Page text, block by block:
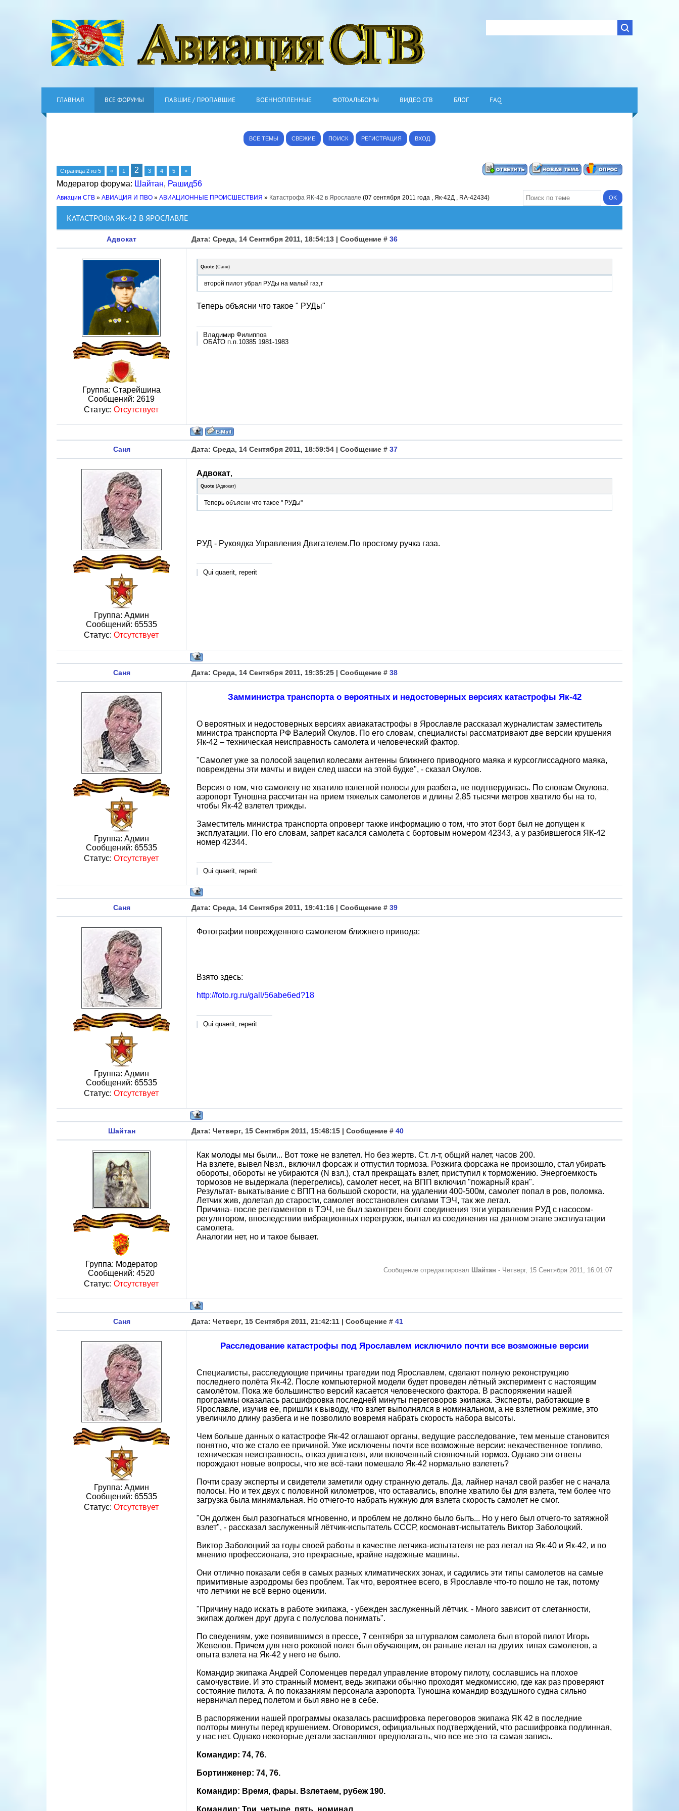
ГЛАВНАЯ ВСЕ ФОРУМЫ ПАВШИЕ / ПРОПАВШИЕ ВОЕННОПЛЕННЫЕ ФОТОАЛЬБОМЫ ВИДЕО СГВ БЛОГ FAQ
ВСЕ ТЕМЫ СВЕЖИЕ ПОИСК РЕГИСТРАЦИЯ ВХОД
Страница 2 из 5 « 1 2 3 4 5 »
Модератор форума: Шайтан, Рашид56
Авиации СГВ » АВИАЦИЯ И ПВО » АВИАЦИОННЫЕ ПРОИСШЕСТВИЯ » Катастрофа ЯК-42 в Ярославле (07 сентября 2011 года , Як-42Д , RA-42434)
КАТАСТРОФА ЯК-42 В ЯРОСЛАВЛЕ
Адвокат Дата: Среда, 14 Сентября 2011, 18:54:13 | Сообщение # 36
Группа: Старейшина
Сообщений: 2619
Статус: Отсутствует
Quote (Саня)
второй пилот убрал РУДы на малый газ,т
Теперь объясни что такое " РУДы"
Владимир Филиппов
ОБАТО п.п.10385 1981-1983
Саня Дата: Среда, 14 Сентября 2011, 18:59:54 | Сообщение # 37
Группа: Админ
Сообщений: 65535
Статус: Отсутствует
Адвокат,
Quote (Адвокат)
Теперь объясни что такое " РУДы"
РУД - Рукоядка Управления Двигателем.По простому ручка газа.
Qui quaerit, reperit
Саня Дата: Среда, 14 Сентября 2011, 19:35:25 | Сообщение # 38
Группа: Админ
Сообщений: 65535
Статус: Отсутствует
Замминистра транспорта о вероятных и недостоверных версиях катастрофы Як-42
О вероятных и недостоверных версиях авиакатастрофы в Ярославле рассказал журналистам заместитель
министра транспорта РФ Валерий Окулов. По его словам, специалисты рассматривают две версии крушения
Як-42 – техническая неисправность самолета и человеческий фактор.
"Самолет уже за полосой зацепил колесами антенны ближнего приводного маяка и курсоглиссадного маяка,
повреждены эти мачты и виден след шасси на этой будке", - сказал Окулов.
Версия о том, что самолету не хватило взлетной полосы для разбега, не подтвердилась. По словам Окулова,
аэропорт Туношна рассчитан на прием тяжелых самолетов и длины 2,85 тысячи метров хватило бы на то,
чтобы Як-42 взлетел трижды.
Заместитель министра транспорта опроверг также информацию о том, что этот борт был не допущен к
эксплуатации. По его словам, запрет касался самолета с бортовым номером 42343, а у разбившегося ЯК-42
номер 42344.
Qui quaerit, reperit
Саня Дата: Среда, 14 Сентября 2011, 19:41:16 | Сообщение # 39
Группа: Админ
Сообщений: 65535
Статус: Отсутствует
Фотографии поврежденного самолетом ближнего привода:
Взято здесь:
http://foto.rg.ru/gall/56abe6ed?18
Qui quaerit, reperit
Шайтан Дата: Четверг, 15 Сентября 2011, 15:48:15 | Сообщение # 40
Группа: Модератор
Сообщений: 4520
Статус: Отсутствует
Как молоды мы были... Вот тоже не взлетел. Но без жертв. Ст. л-т, общий налет, часов 200.
На взлете, вывел Nвзл., включил форсаж и отпустил тормоза. Розжига форсажа не произошло, стал убирать
обороты, обороты не убираются (N взл.), стал прекращать взлет, приступил к торможению. Энергоемкость
тормозов не выдержала (перегрелись), самолет несет, на ВПП включил "пожарный кран".
Результат- выкатывание с ВПП на большой скорости, на удалении 400-500м, самолет попал в ров, поломка.
Летчик жив, долетал до старости, самолет восстановлен силами ТЭЧ, так же летал.
Причина- после регламентов в ТЭЧ, не был законтрен болт соединения тяги управления РУД с насосом-
регулятором, впоследствии вибрационных перегрузок, выпал из соединения на данном этапе эксплуатации
самолета.
Аналогии нет, но и такое бывает.
Сообщение отредактировал Шайтан - Четверг, 15 Сентября 2011, 16:01:07
Саня Дата: Четверг, 15 Сентября 2011, 21:42:11 | Сообщение # 41
Группа: Админ
Сообщений: 65535
Статус: Отсутствует
Расследование катастрофы под Ярославлем исключило почти все возможные версии
Специалисты, расследующие причины трагедии под Ярославлем, сделают полную реконструкцию
последнего полёта Як-42. После компьютерной модели будет проведен лётный эксперимент с настоящим
самолётом. Пока же большинство версий касается человеческого фактора. В распоряжении нашей
программы оказалась расшифровка последней минуты переговоров экипажа. Эксперты, работающие в
Ярославле, изучив ее, пришли к выводу, что взлет выполнялся в номинальном, а не взлетном режиме, это
увеличило длину разбега и не позволило вовремя набрать скорость набора высоты.
Чем больше данных о катастрофе Як-42 оглашают органы, ведущие расследование, тем меньше становится
понятно, что же стало ее причиной. Уже исключены почти все возможные версии: некачественное топливо,
техническая неисправность, отказ двигателя, или включенный стояночный тормоз. Однако эти ответы
порождают новые вопросы, что же всё-таки помешало Як-42 нормально взлететь?
Почти сразу эксперты и свидетели заметили одну странную деталь. Да, лайнер начал свой разбег не с начала
полосы. Но и тех двух с половиной километров, что оставались, вполне хватило бы для взлета, тем более что
загрузка была минимальная. Но отчего-то набрать нужную для взлета скорость самолет не смог.
"Он должен был разогнаться мгновенно, и проблем не должно было быть... Но у него был отчего-то затяжной
взлет", - рассказал заслуженный лётчик-испытатель СССР, космонавт-испытатель Виктор Заболоцкий.
Виктор Заболоцкий за годы своей работы в качестве летчика-испытателя не раз летал на Як-40 и Як-42, и по
мнению профессионала, это прекрасные, крайне надежные машины.
Они отлично показали себя в самых разных климатических зонах, и садились эти типы самолетов на самые
примитивные аэродромы без проблем. Так что, вероятнее всего, в Ярославле что-то пошло не так, потому
что летчики не всё верно оценили.
"Причину надо искать в работе экипажа, - убежден заслуженный лётчик. - Много зависит от слетанности,
экипаж должен друг друга с полуслова понимать".
По сведениям, уже появившимся в прессе, 7 сентября за штурвалом самолета был второй пилот Игорь
Жевелов. Причем для него роковой полет был обучающим, он раньше летал на других типах самолетов, а
опыта взлета на Як-42 у него не было.
Командир экипажа Андрей Соломенцев передал управление второму пилоту, сославшись на плохое
самочувствие. И это странный момент, ведь экипажи обычно проходят медкомиссию, где как раз проверяют
состояние пилота. А по показаниям персонала аэропорта Туношна командир воздушного судна сильно
нервничал перед полетом и был явно не в себе.
В распоряжении нашей программы оказалась расшифровка переговоров экипажа ЯК 42 в последние
полторы минуты перед крушением. Оговоримся, официальных подтверждений, что расшифровка подлинная,
у нас нет. Однако некоторые детали заставляют предполагать, что все же это та самая запись.
Командир: 74, 76.
Бортинженер: 74, 76.
Командир: Время, фары. Взлетаем, рубеж 190.
Командир: Три, четыре, пять, номинал.